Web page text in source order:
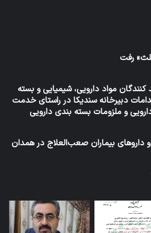
رفت
مواد دارویی، شیمیایی و بسته
دبیرخانه سندیکا در راستای خدمت
و ملزومات بسته بندی دارویی
داروهای بیماران صعب‌العلاج در همدان